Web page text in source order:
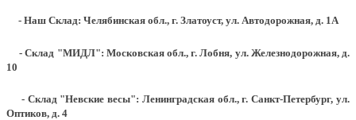
- Наш Склад: Челябинская обл., г. Златоуст, ул. Автодорожная, д. 1А
- Склад "МИДЛ": Московская обл., г. Лобня, ул. Железнодорожная, д.
10
- Склад "Невские весы": Ленинградская обл., г. Санкт-Петербург, ул.
Оптиков, д. 4